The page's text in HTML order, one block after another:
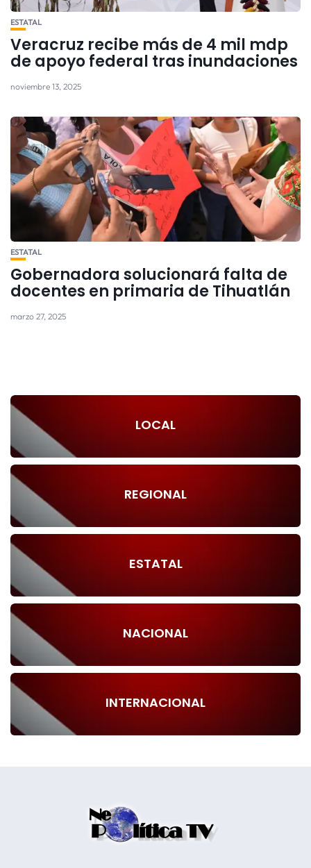
ESTATAL
Veracruz recibe más de 4 mil mdp
de apoyo federal tras inundaciones
noviembre 13, 2025
ESTATAL
Gobernadora solucionará falta de
docentes en primaria de Tihuatlán
marzo 27, 2025
LOCAL
REGIONAL
ESTATAL
NACIONAL
INTERNACIONAL